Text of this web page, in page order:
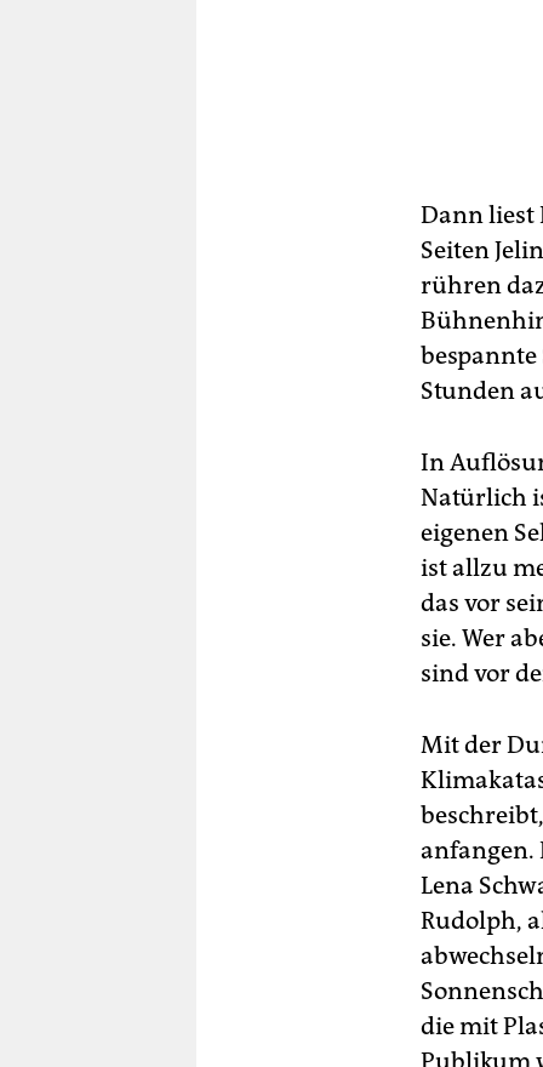
Dann liest
Seiten
rühren
Stunden
In
Natürlich
eigenen
ist allzu
das vor
sie. Wer
sind vor
Mit der
anfangen.
Lena
Rudolph,
die mit
Publikum